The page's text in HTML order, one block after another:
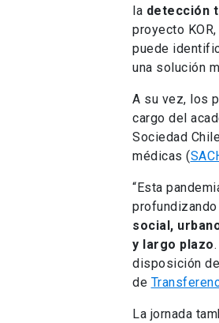
la detección
proyecto
puede
una solución
A su vez, los
cargo del
Sociedad
médicas (
“Esta
social,
y largo plazo
disposición
de
La jornada